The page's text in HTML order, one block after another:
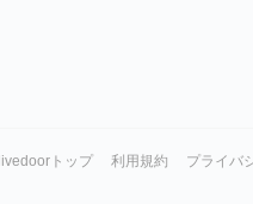
livedoorトップ 利用規約 プライバ